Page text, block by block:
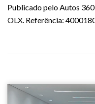
Publicado pelo Autos
OLX. Referência: